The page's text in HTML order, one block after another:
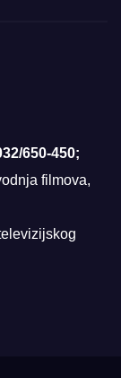
650-450;
filmova,